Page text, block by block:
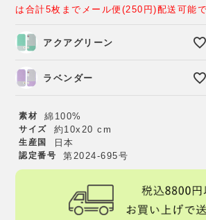
は合計5枚までメール便(250円)配送可能で
アクアグリーン
ラベンダー
素材 綿100%
サイズ 約10x20 cm
生産国 日本
認定番号 第2024-695号